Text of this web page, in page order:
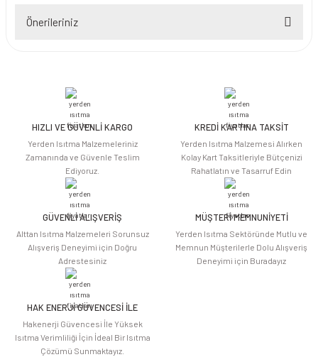
Önerileriniz
iletebilirsiniz.
Görüş ve önerileriniz için teşekkür ederiz.
Ürün açıklamasında eksik bilgiler bulunuyor.
Ürün bilgilerinde hatalar bulunuyor.
Ürün fiyatı diğer sitelerden daha pahalı.
Bu ürüne benzer farklı alternatifler olmalı.
HIZLI VE GÜVENLİ KARGO
Yerden Isıtma Malzemeleriniz
Zamanında ve Güvenle Teslim
Ediyoruz.
KREDİ KARTINA TAKSİT
Yerden Isıtma Malzemesi Alırken
Kolay Kart Taksitleriyle Bütçenizi
Rahatlatın ve Tasarruf Edin
GÜVENLİ ALIŞVERİŞ
Alttan Isıtma Malzemeleri Sorunsuz
Alışveriş Deneyimi için Doğru
Adrestesiniz
MÜŞTERİ MEMNUNİYETİ
Yerden Isıtma Sektöründe Mutlu ve
Memnun Müşterilerle Dolu Alışveriş
Deneyimi için Buradayız
HAK ENERJİ GÜVENCESİ İLE
Hakenerji Güvencesi İle Yüksek
Isıtma Verimliliği İçin İdeal Bir Isıtma
Çözümü Sunmaktayız.